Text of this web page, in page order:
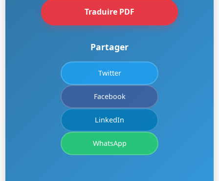
Traduire PDF
Partager
Twitter
Facebook
LinkedIn
WhatsApp